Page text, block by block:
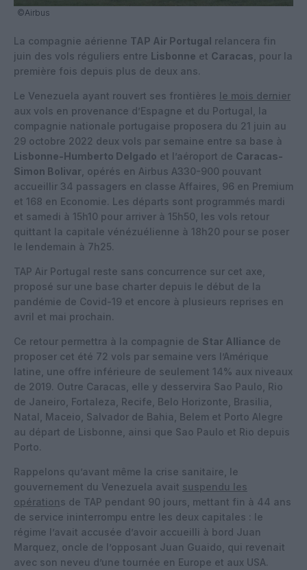
©Airbus
La compagnie aérienne TAP Air Portugal relancera fin
juin des vols réguliers entre Lisbonne et Caracas , pour la
première fois depuis plus de deux ans.
Le Venezuela ayant rouvert ses frontières le mois dernier
aux vols en provenance d’Espagne et du Portugal, la
compagnie nationale portugaise proposera du 21 juin au
29 octobre 2022 deux vols par semaine entre sa base à
Lisbonne-Humberto Delgado et l’aéroport de Caracas-
Simon Bolivar , opérés en Airbus A330-900 pouvant
accueillir 34 passagers en classe Affaires, 96 en Premium
et 168 en Economie. Les départs sont programmés mardi
et samedi à 15h10 pour arriver à 15h50, les vols retour
quittant la capitale vénézuélienne à 18h20 pour se poser
le lendemain à 7h25.
TAP Air Portugal reste sans concurrence sur cet axe,
proposé sur une base charter depuis le début de la
pandémie de Covid-19 et encore à plusieurs reprises en
avril et mai prochain.
Ce retour permettra à la compagnie de Star Alliance de
proposer cet été 72 vols par semaine vers l’Amérique
latine, une offre inférieure de seulement 14% aux niveaux
de 2019. Outre Caracas, elle y desservira Sao Paulo, Rio
de Janeiro, Fortaleza, Recife, Belo Horizonte, Brasilia,
Natal, Maceio, Salvador de Bahia, Belem et Porto Alegre
au départ de Lisbonne, ainsi que Sao Paulo et Rio depuis
Porto.
Rappelons qu’avant même la crise sanitaire, le
gouvernement du Venezuela avait suspendu les
opérations de TAP pendant 90 jours, mettant fin à 44 ans
de service ininterrompu entre les deux capitales : le
régime l’avait accusée d’avoir accueilli à bord Juan
Marquez, oncle de l’opposant Juan Guaido, qui revenait
avec son neveu d’une tournée en Europe et aux USA.